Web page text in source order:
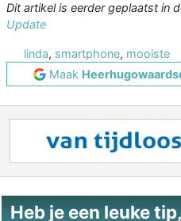
Dit artikel is eerder geplaatst in
Update
linda, smartphone, mooiste
Maak
Heb je een leuke